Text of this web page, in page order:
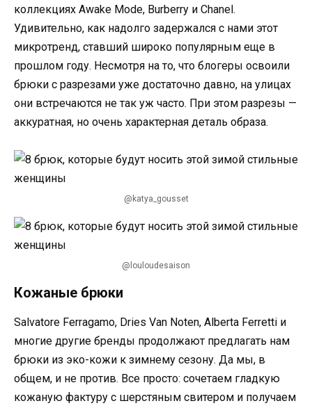
коллекциях Awake Mode, Burberry и Chanel.
Удивительно, как надолго задержался с нами этот
микротренд, ставший широко популярным еще в
прошлом году. Несмотря на то, что блогеры освоили
брюки с разрезами уже достаточно давно, на улицах
они встречаются не так уж часто. При этом разрезы —
аккуратная, но очень характерная деталь образа.
@katya_gousset
@louloudesaison
Кожаные брюки
Salvatore Ferragamo, Dries Van Noten, Alberta Ferretti и
многие другие бренды продолжают предлагать нам
брюки из эко-кожи к зимнему сезону. Да мы, в
общем, и не против. Все просто: сочетаем гладкую
кожаную фактуру с шерстяным свитером и получаем